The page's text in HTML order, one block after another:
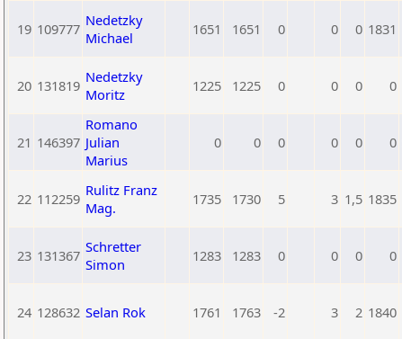
19 109777 Nedetzky
Michael
1651 1651 0 0 0 1831
20 131819 Nedetzky
Moritz
1225 1225 0 0 0 0
21 146397
Romano
Julian
Marius
0 0 0 0 0 0
22 112259 Rulitz Franz
Mag.
1735 1730 5 3 1,5 1835
23 131367 Schretter
Simon
1283 1283 0 0 0 0
24 128632 Selan Rok 1761 1763 -2 3 2 1840